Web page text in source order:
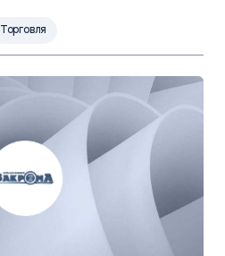
Торговля